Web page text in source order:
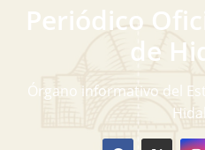
Periódico
de
Órgano informativo del